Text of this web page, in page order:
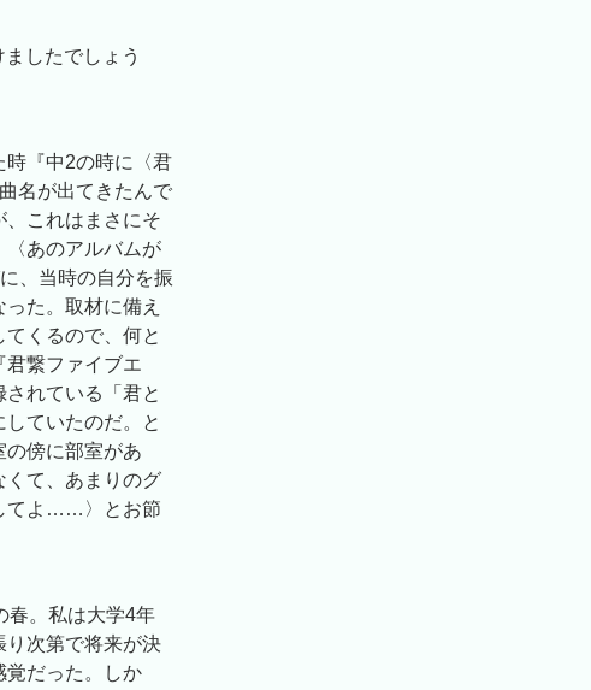
したでしょう
時『中2の時に〈君
名が出てきたんで
これはまさにそ
〈あのアルバムが
、当時の自分を振
た。取材に備え
くるので、何と
繋ファイブエ
れている「君と
ていたのだ。と
傍に部室があ
くて、あまりのグ
てよ……〉とお節
春。私は大学4年
り次第で将来が決
覚だった。しか